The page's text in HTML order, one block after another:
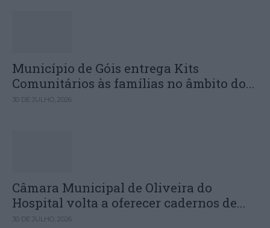
Município de Góis entrega Kits
Comunitários às famílias no âmbito do...
30 DE JULHO, 2026
Câmara Municipal de Oliveira do
Hospital volta a oferecer cadernos de...
30 DE JULHO, 2026